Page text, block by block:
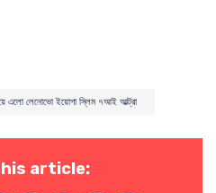
এলো লেনোভো ইয়োগা স্লিম ৭আই আল্ট্রা
article: